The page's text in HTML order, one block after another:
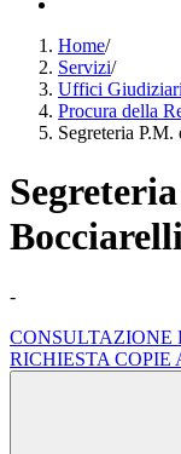
Home/
Servizi/
Uffici
Procura della
Segreteria
-
CONSULTAZIONE
RICHIESTA COPIE